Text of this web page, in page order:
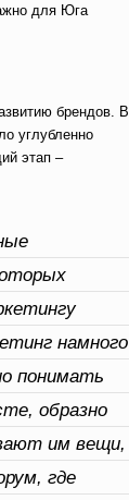
для Юга
брендов. В
углубленно
этап –
намного
понимать
образно
им вещи,
где